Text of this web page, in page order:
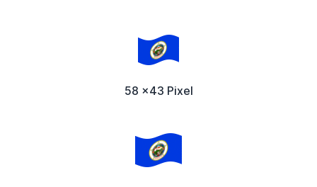
58 x43 Pixel